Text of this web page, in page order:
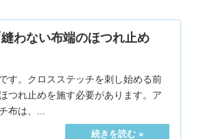
わない布端のほつれ止め
す。クロスステッチを刺し始める前
つれ止めを施す必要があります。ア
布は、...